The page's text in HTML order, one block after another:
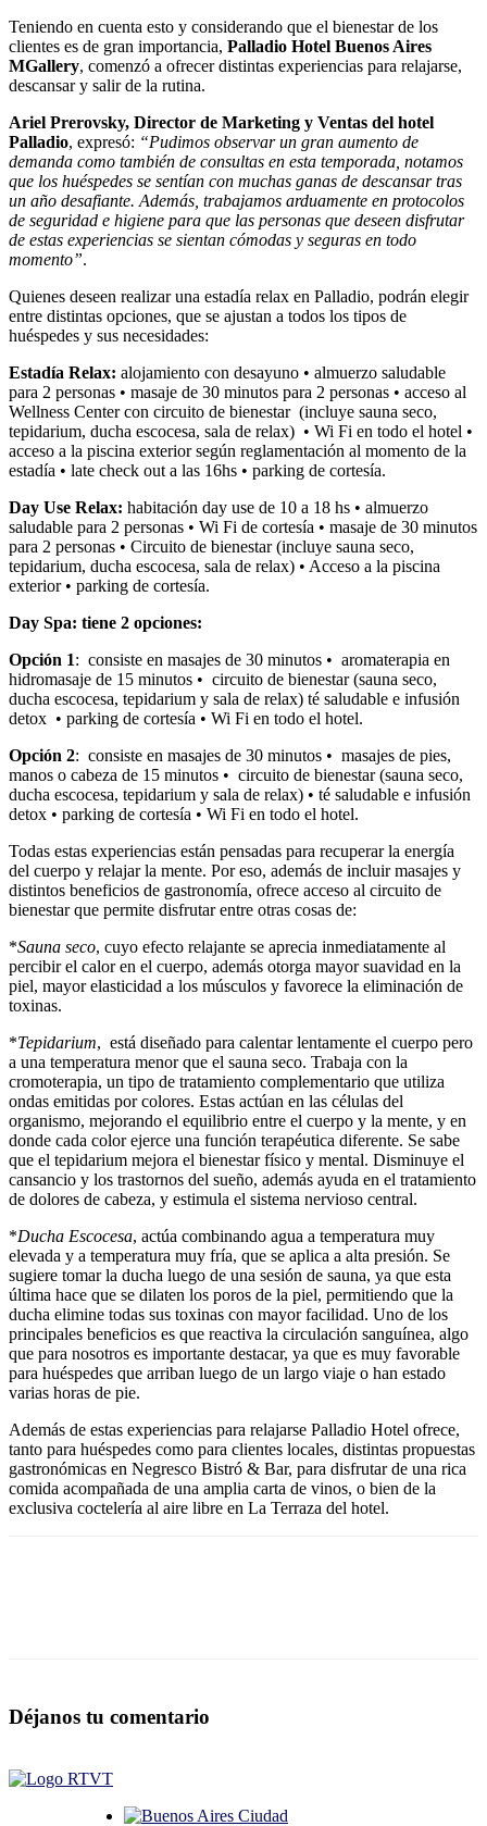
Teniendo en cuenta esto y considerando que el bienestar de los
clientes es de gran importancia, Palladio Hotel Buenos Aires
MGallery, comenzó a ofrecer distintas experiencias para relajarse,
descansar y salir de la rutina.
Ariel Prerovsky, Director de Marketing y Ventas del hotel
Palladio, expresó: “Pudimos observar un gran aumento de
demanda como también de consultas en esta temporada, notamos
que los huéspedes se sentían con muchas ganas de descansar tras
un año desafiante. Además, trabajamos arduamente en protocolos
de seguridad e higiene para que las personas que deseen disfrutar
de estas experiencias se sientan cómodas y seguras en todo
momento”.
Quienes deseen realizar una estadía relax en Palladio, podrán elegir
entre distintas opciones, que se ajustan a todos los tipos de
huéspedes y sus necesidades:
Estadía Relax: alojamiento con desayuno • almuerzo saludable
para 2 personas • masaje de 30 minutos para 2 personas • acceso al
Wellness Center con circuito de bienestar (incluye sauna seco,
tepidarium, ducha escocesa, sala de relax) • Wi Fi en todo el hotel •
acceso a la piscina exterior según reglamentación al momento de la
estadía • late check out a las 16hs • parking de cortesía.
Day Use Relax: habitación day use de 10 a 18 hs • almuerzo
saludable para 2 personas • Wi Fi de cortesía • masaje de 30 minutos
para 2 personas • Circuito de bienestar (incluye sauna seco,
tepidarium, ducha escocesa, sala de relax) • Acceso a la piscina
exterior • parking de cortesía.
Day Spa: tiene 2 opciones:
Opción 1: consiste en masajes de 30 minutos • aromaterapia en
hidromasaje de 15 minutos • circuito de bienestar (sauna seco,
ducha escocesa, tepidarium y sala de relax) té saludable e infusión
detox • parking de cortesía • Wi Fi en todo el hotel.
Opción 2: consiste en masajes de 30 minutos • masajes de pies,
manos o cabeza de 15 minutos • circuito de bienestar (sauna seco,
ducha escocesa, tepidarium y sala de relax) • té saludable e infusión
detox • parking de cortesía • Wi Fi en todo el hotel.
Todas estas experiencias están pensadas para recuperar la energía
del cuerpo y relajar la mente. Por eso, además de incluir masajes y
distintos beneficios de gastronomía, ofrece acceso al circuito de
bienestar que permite disfrutar entre otras cosas de:
*Sauna seco, cuyo efecto relajante se aprecia inmediatamente al
percibir el calor en el cuerpo, además otorga mayor suavidad en la
piel, mayor elasticidad a los músculos y favorece la eliminación de
toxinas.
*Tepidarium, está diseñado para calentar lentamente el cuerpo pero
a una temperatura menor que el sauna seco. Trabaja con la
cromoterapia, un tipo de tratamiento complementario que utiliza
ondas emitidas por colores. Estas actúan en las células del
organismo, mejorando el equilibrio entre el cuerpo y la mente, y en
donde cada color ejerce una función terapéutica diferente. Se sabe
que el tepidarium mejora el bienestar físico y mental. Disminuye el
cansancio y los trastornos del sueño, además ayuda en el tratamiento
de dolores de cabeza, y estimula el sistema nervioso central.
*Ducha Escocesa, actúa combinando agua a temperatura muy
elevada y a temperatura muy fría, que se aplica a alta presión. Se
sugiere tomar la ducha luego de una sesión de sauna, ya que esta
última hace que se dilaten los poros de la piel, permitiendo que la
ducha elimine todas sus toxinas con mayor facilidad. Uno de los
principales beneficios es que reactiva la circulación sanguínea, algo
que para nosotros es importante destacar, ya que es muy favorable
para huéspedes que arriban luego de un largo viaje o han estado
varias horas de pie.
Además de estas experiencias para relajarse Palladio Hotel ofrece,
tanto para huéspedes como para clientes locales, distintas propuestas
gastronómicas en Negresco Bistró & Bar, para disfrutar de una rica
comida acompañada de una amplia carta de vinos, o bien de la
exclusiva coctelería al aire libre en La Terraza del hotel.
Déjanos tu comentario